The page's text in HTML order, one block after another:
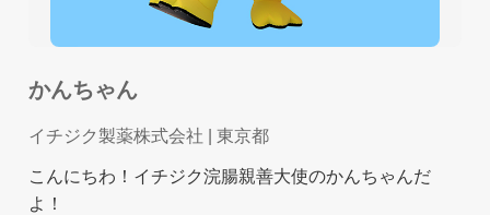
かんちゃん
イチジク製薬株式会社 | 東京都
こんにちわ！イチジク浣腸親善大使のかんちゃんだ
よ！